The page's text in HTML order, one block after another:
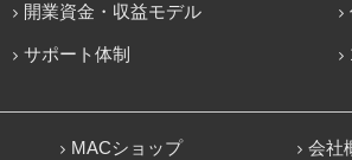
開業資金・収益モデル
サポート体制
MACショップ 会社